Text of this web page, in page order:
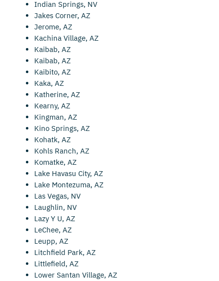
Indian Springs, NV
Jakes Corner, AZ
Jerome, AZ
Kachina Village, AZ
Kaibab, AZ
Kaibab, AZ
Kaibito, AZ
Kaka, AZ
Katherine, AZ
Kearny, AZ
Kingman, AZ
Kino Springs, AZ
Kohatk, AZ
Kohls Ranch, AZ
Komatke, AZ
Lake Havasu City, AZ
Lake Montezuma, AZ
Las Vegas, NV
Laughlin, NV
Lazy Y U, AZ
LeChee, AZ
Leupp, AZ
Litchfield Park, AZ
Littlefield, AZ
Lower Santan Village, AZ